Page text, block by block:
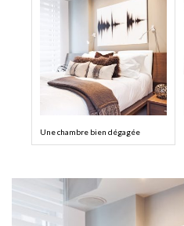
Une chambre bien dégagée